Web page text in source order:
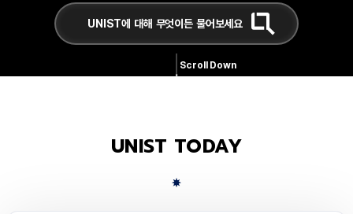
Scroll Down
UNIST TODAY